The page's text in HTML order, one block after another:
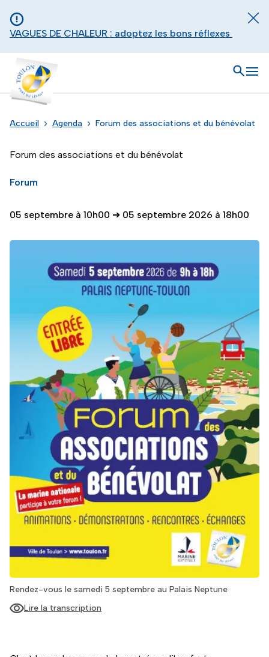
VAGUES DE CHALEUR : adoptez les bons réflexes
Toulon - Port du levant, retour à l'accueil
Ouvrir
Accueil Agenda Forum des associations et du bénévolat
Forum des associations et du bénévolat
Forum
05 septembre à 10h00 ➔ 05 septembre 2026 à 18h00
Rendez-vous le samedi 5 septembre au Palais Neptune
Lire la transcription